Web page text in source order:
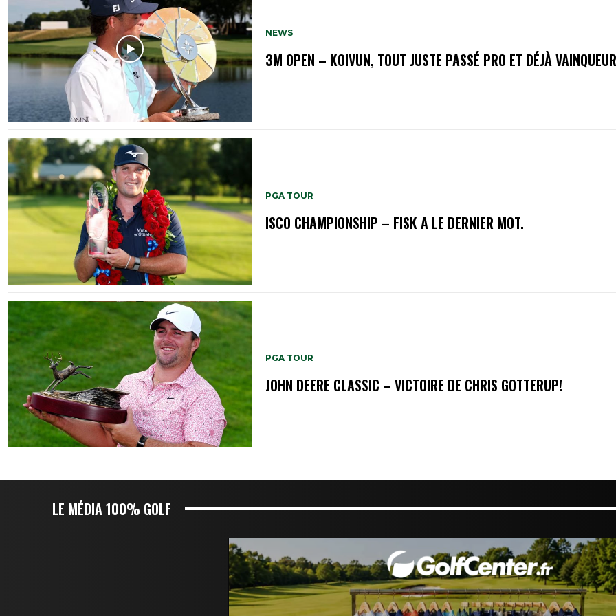
NEWS
3M OPEN – KOIVUN, TOUT JUSTE PASSÉ PRO ET DÉJÀ
PGA TOUR
ISCO CHAMPIONSHIP – FISK A LE DERNIER MOT.
PGA TOUR
JOHN DEERE CLASSIC – VICTOIRE DE CHRIS GOTTERUP!
LE MÉDIA 100% GOLF